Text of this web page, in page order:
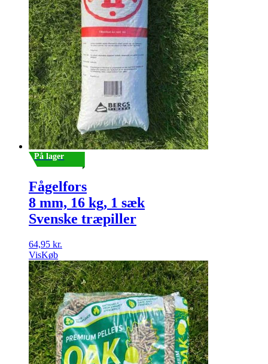
På lager
Fågelfors
8 mm, 16 kg, 1 sæk
Svenske træpiller
64,95 kr.
VisKøb